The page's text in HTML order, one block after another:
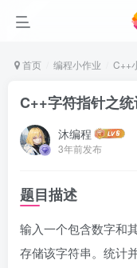
首页 编程小作业 C++
C++字符指针之
沐编程
3年前发布
题目描述
输入一个包含数字和
存储该字符串。统计